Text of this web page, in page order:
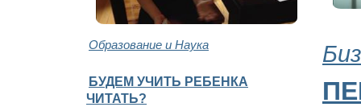
Образование и Наука
БУДЕМ УЧИТЬ РЕБЕНКА
ЧИТАТЬ?